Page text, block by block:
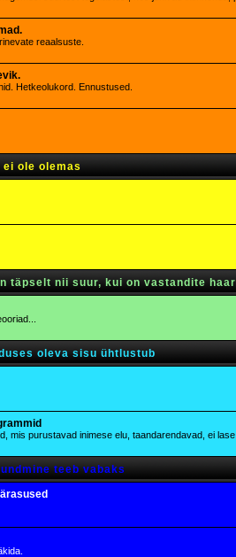
reaalsuste.
Hetkeolukord. Ennustused.
ole olemas
täpselt nii suur, kui on vastandite
oleva sisu ühtlustub
mis purustavad inimese elu, taandarendavad, ei
teeb vabaks